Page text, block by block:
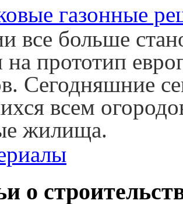
газонные
все больше
на прототип
Сегодняшние
всем
жилища.
о